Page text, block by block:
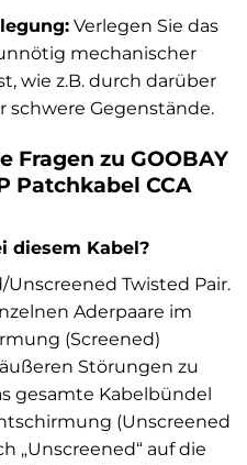
Verlegen Sie das
mechanischer
wie z.B. durch darüber
schwere Gegenstände.
Fragen zu GOOBAY
Patchkabel CCA
diesem Kabel?
Unscreened Twisted Pair.
Aderpaare im
(Screened)
Störungen zu
gesamte Kabelbündel
(Unscreened
„Unscreened“ auf die